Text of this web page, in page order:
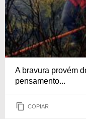
A bravura provém
pensamento...
COPIAR